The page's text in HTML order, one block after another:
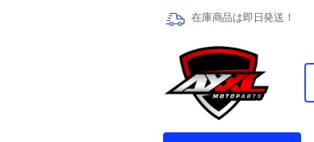
在庫商品は即日発送！